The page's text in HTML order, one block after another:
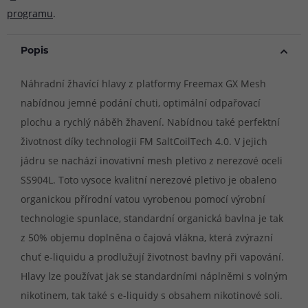
programu.
Popis
Náhradní žhavící hlavy z platformy Freemax GX Mesh
nabídnou jemné podání chuti, optimální odpařovací
plochu a rychlý náběh žhavení. Nabídnou také perfektní
životnost díky technologii FM SaltCoilTech 4.0. V jejich
jádru se nachází inovativní mesh pletivo z nerezové oceli
SS904L. Toto vysoce kvalitní nerezové pletivo je obaleno
organickou přírodní vatou vyrobenou pomocí výrobní
technologie spunlace, standardní organická bavlna je tak
z 50% objemu doplněna o čajová vlákna, která zvýrazní
chuť e-liquidu a prodlužují životnost bavlny při vapování.
Hlavy lze používat jak se standardními náplněmi s volným
nikotinem, tak také s e-liquidy s obsahem nikotinové soli.